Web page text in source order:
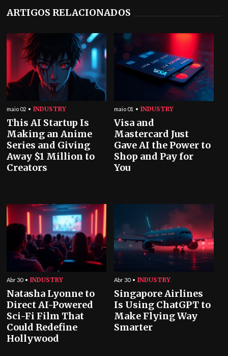
ARTIGOS RELACIONADOS
maio 02 INDUSTRY
This AI Startup Is
Making an Anime
Series and Giving
Away $1 Million to
Creators
maio 01 INDUSTRY
Visa and
Mastercard Just
Gave AI the Power to
Shop and Pay for
You
Abr 30 INDUSTRY
Natasha Lyonne to
Direct AI-Powered
Sci-Fi Film That
Could Redefine
Hollywood
Abr 30 INDUSTRY
Singapore Airlines
Is Using ChatGPT to
Make Flying Way
Smarter